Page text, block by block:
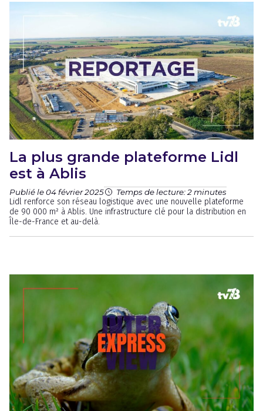
La plus grande plateforme Lidl
est à Ablis
Publié le 04 février 2025 Temps de lecture: 2 minutes
Lidl renforce son réseau logistique avec une nouvelle plateforme
de 90 000 m² à Ablis. Une infrastructure clé pour la distribution en
Île-de-France et au-delà.